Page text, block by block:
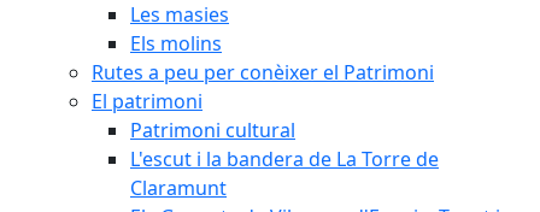
Les masies
Els molins
Rutes a peu per conèixer el Patrimoni
El patrimoni
Patrimoni cultural
L'escut i la bandera de La Torre de
Claramunt